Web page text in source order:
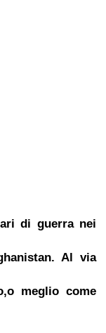
di guerra nei
Al via
meglio come